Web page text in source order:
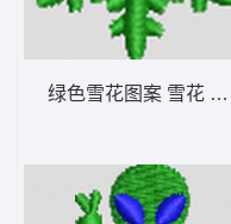
绿色雪花图案